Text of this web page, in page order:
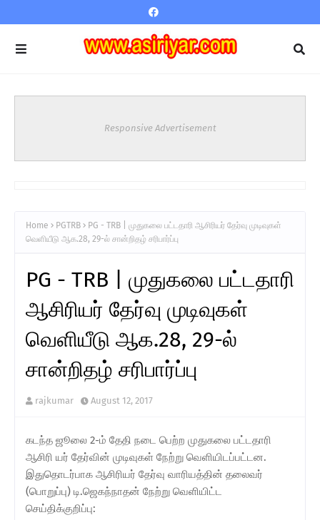
Responsive Advertisement
Home PGTRB
PG - TRB | முதுகலை பட்டதாரி ஆசிரியர் தேர்வு முடிவுகள்
வெளியீடு ஆக.28, 29-ல் சான்றிதழ் சரிபார்ப்பு
PG - TRB | முதுகலை பட்டதாரி
ஆசிரியர் தேர்வு முடிவுகள்
வெளியீடு ஆக.28, 29-ல்
சான்றிதழ் சரிபார்ப்பு
rajkumar August 12, 2017
கடந்த ஜூலை 2-ம் தேதி நடை பெற்ற முதுகலை பட்டதாரி
ஆசிரி யர் தேர்வின் முடிவுகள் நேற்று வெளியிடப்பட்டன.
இதுதொடர்பாக ஆசிரியர் தேர்வு வாரியத்தின் தலைவர்
(பொறுப்பு) டி.ஜெகந்நாதன் நேற்று வெளியிட்ட
செய்திக்குறிப்பு: